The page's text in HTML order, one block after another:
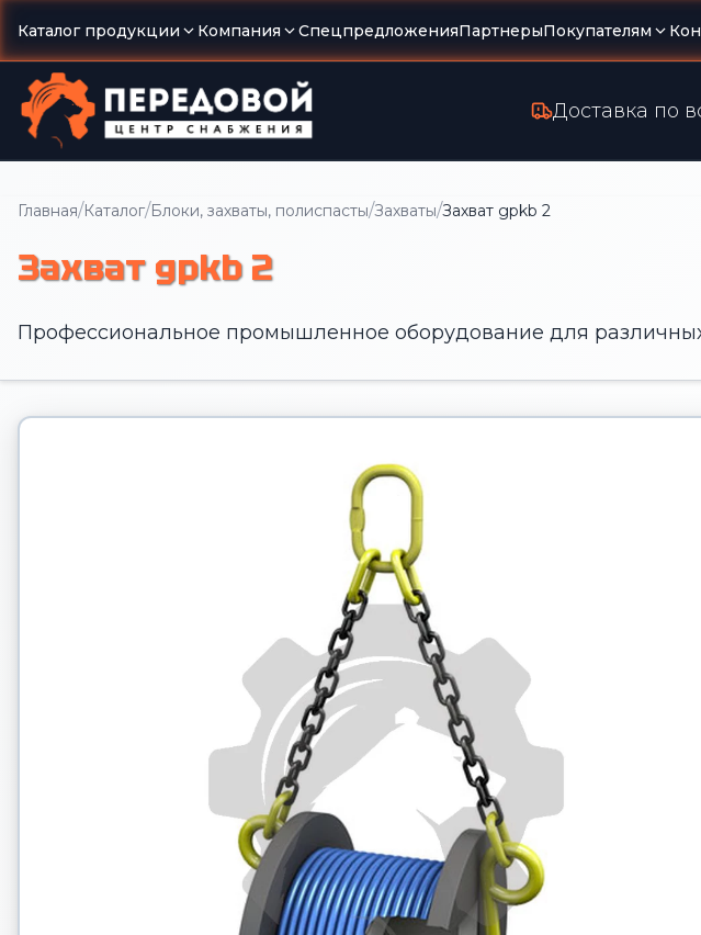
Каталог продукции Компания СпецпредложенияПартнерыПокупателям
Доставка по
Главная/Каталог/Блоки, захваты, полиспасты/Захваты/Захват gpkb 2
Захват gpkb 2
Профессиональное промышленное оборудование для